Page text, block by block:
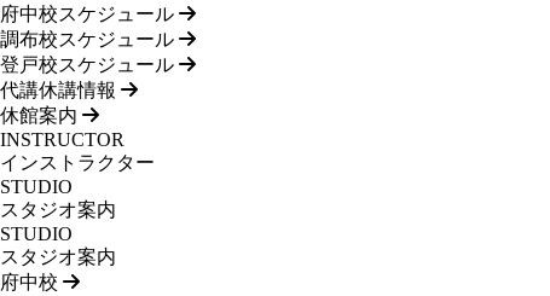
府中校スケジュール
調布校スケジュール
登戸校スケジュール
代講休講情報
休館案内
INSTRUCTOR
インストラクター
STUDIO
スタジオ案内
STUDIO
スタジオ案内
府中校